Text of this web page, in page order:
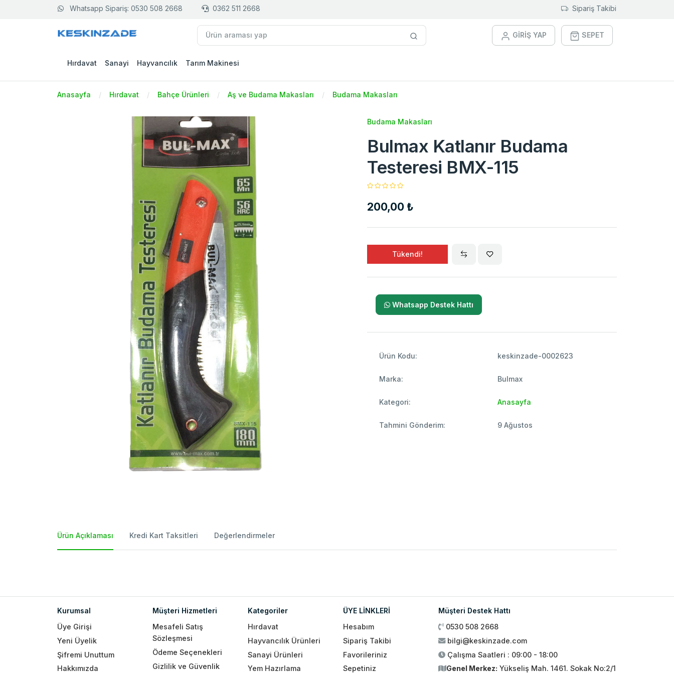
Whatsapp Sipariş: 0530 508 2668 0362 511 2668 Sipariş Takibi
GİRİŞ YAP SEPET
Hırdavat Sanayi Hayvancılık Tarım Makinesi
Anasayfa Hırdavat Bahçe Ürünleri Aş ve Budama Makasları Budama Makasları
Budama Makasları
Bulmax Katlanır Budama
Testeresi BMX-115
200,00 ₺
Tükendi!
Whatsapp Destek Hattı
Ürün Kodu: keskinzade-0002623
Marka: Bulmax
Kategori: Anasayfa
Tahmini Gönderim: 9 Ağustos
Ürün Açıklaması Kredi Kart Taksitleri Değerlendirmeler
Kurumsal
Üye Girişi
Yeni Üyelik
Şifremi Unuttum
Hakkımızda
Müşteri Hizmetleri
Mesafeli Satış
Sözleşmesi
Ödeme Seçenekleri
Gizlilik ve Güvenlik
Kategoriler
Hırdavat
Hayvancılık Ürünleri
Sanayi Ürünleri
Yem Hazırlama
ÜYE LİNKLERİ
Hesabım
Sipariş Takibi
Favorileriniz
Sepetiniz
Müşteri Destek Hattı
0530 508 2668
bilgi@keskinzade.com
Çalışma Saatleri : 09:00 - 18:00
Genel Merkez: Yükseliş Mah. 1461. Sokak No:2/1